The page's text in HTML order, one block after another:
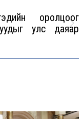
оролцоог
улс даяар